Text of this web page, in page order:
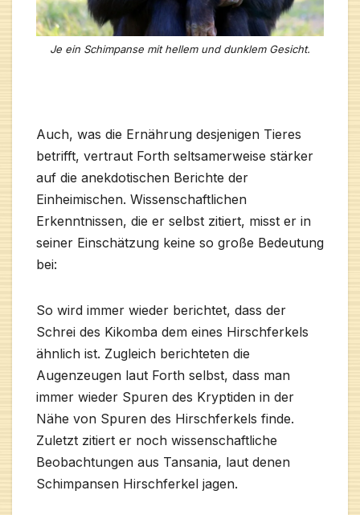
Je ein Schimpanse mit hellem und dunklem Gesicht.
Auch, was die Ernährung desjenigen Tieres
betrifft, vertraut Forth seltsamerweise stärker
auf die anekdotischen Berichte der
Einheimischen. Wissenschaftlichen
Erkenntnissen, die er selbst zitiert, misst er in
seiner Einschätzung keine so große Bedeutung
bei:
So wird immer wieder berichtet, dass der
Schrei des Kikomba dem eines Hirschferkels
ähnlich ist. Zugleich berichteten die
Augenzeugen laut Forth selbst, dass man
immer wieder Spuren des Kryptiden in der
Nähe von Spuren des Hirschferkels finde.
Zuletzt zitiert er noch wissenschaftliche
Beobachtungen aus Tansania, laut denen
Schimpansen Hirschferkel jagen.